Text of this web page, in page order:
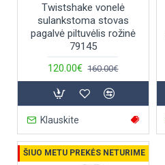
Twistshake vonelė
sulankstoma stovas
pagalvė piltuvėlis rožinė
79145
120.00€ 160.00€
Klauskite
--1 %
ŠIUO METU PREKĖS NETURIME